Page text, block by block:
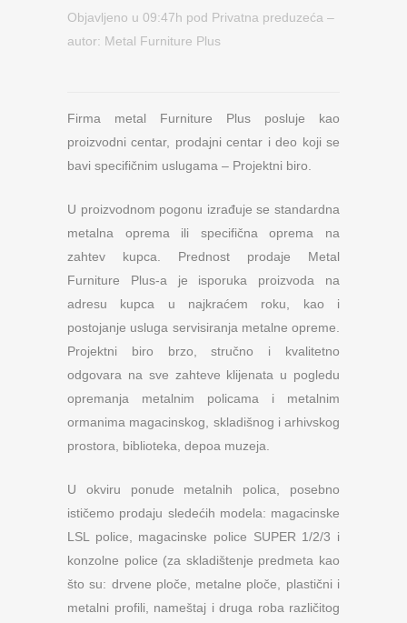
Objavljeno u 09:47h pod Privatna preduzeća –
autor: Metal Furniture Plus
Firma metal Furniture Plus posluje kao
proizvodni centar, prodajni centar i deo koji se
bavi specifičnim uslugama – Projektni biro.
U proizvodnom pogonu izrađuje se standardna
metalna oprema ili specifična oprema na
zahtev kupca. Prednost prodaje Metal
Furniture Plus-a je isporuka proizvoda na
adresu kupca u najkraćem roku, kao i
postojanje usluga servisiranja metalne opreme.
Projektni biro brzo, stručno i kvalitetno
odgovara na sve zahteve klijenata u pogledu
opremanja metalnim policama i metalnim
ormanima magacinskog, skladišnog i arhivskog
prostora, biblioteka, depoa muzeja.
U okviru ponude metalnih polica, posebno
ističemo prodaju sledećih modela: magacinske
LSL police, magacinske police SUPER 1/2/3 i
konzolne police (za skladištenje predmeta kao
što su: drvene ploče, metalne ploče, plastični i
metalni profili, nameštaj i druga roba različitog